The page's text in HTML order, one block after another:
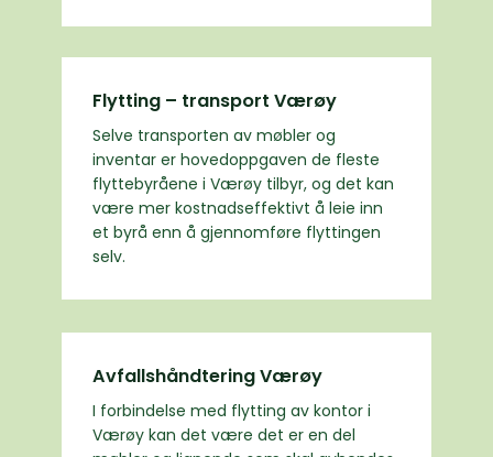
Flytting – transport Værøy
Selve transporten av møbler og
inventar er hovedoppgaven de fleste
flyttebyråene i Værøy tilbyr, og det kan
være mer kostnadseffektivt å leie inn
et byrå enn å gjennomføre flyttingen
selv.
Avfallshåndtering Værøy
I forbindelse med flytting av kontor i
Værøy kan det være det er en del